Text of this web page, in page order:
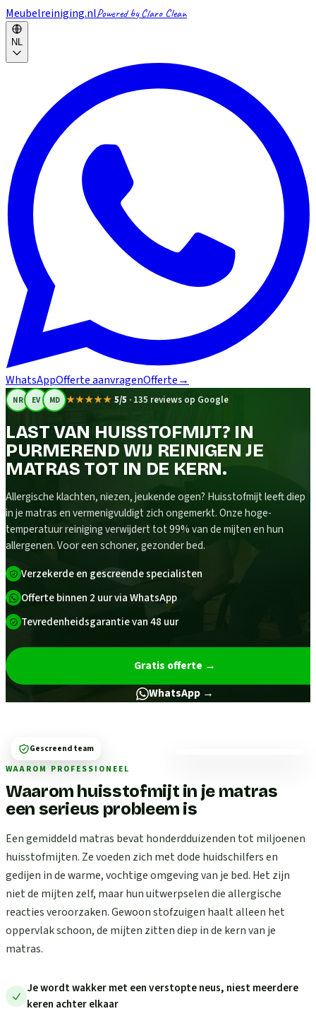
Meubelreiniging.nlPowered by Claro Clean
NL
WhatsAppOfferte aanvragenOfferte→
NR EV MD ★★★★★ 5/5 · 135 reviews op Google
LAST VAN HUISSTOFMIJT? IN
PURMEREND WIJ REINIGEN JE
MATRAS TOT IN DE KERN.
Allergische klachten, niezen, jeukende ogen? Huisstofmijt leeft diep
in je matras en vermenigvuldigt zich ongemerkt. Onze hoge-
temperatuur reiniging verwijdert tot 99% van de mijten en hun
allergenen. Voor een schoner, gezonder bed.
Verzekerde en gescreende specialisten
Offerte binnen 2 uur via WhatsApp
Tevredenheidsgarantie van 48 uur
Gratis offerte →
WhatsApp →
WAAROM PROFESSIONEEL
Waarom huisstofmijt in je matras
een serieus probleem is
Een gemiddeld matras bevat honderdduizenden tot miljoenen
huisstofmijten. Ze voeden zich met dode huidschilfers en
gedijen in de warme, vochtige omgeving van je bed. Het zijn
niet de mijten zelf, maar hun uitwerpselen die allergische
reacties veroorzaken. Gewoon stofzuigen haalt alleen het
oppervlak schoon, de mijten zitten diep in de kern van je
matras.
Je wordt wakker met een verstopte neus, niest meerdere
keren achter elkaar
Gescreend team